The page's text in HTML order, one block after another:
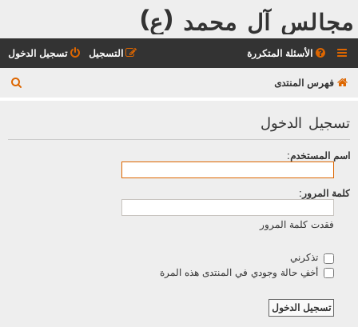
مجالس آل محمد (ع)
الأسئلة المتكررة تسجيل الدخول التسجيل
فهرس المنتدى
تسجيل الدخول
اسم المستخدم:
كلمة المرور:
فقدت كلمة المرور
تذكرني
أخفِ حالة وجودي في المنتدى هذه المرة